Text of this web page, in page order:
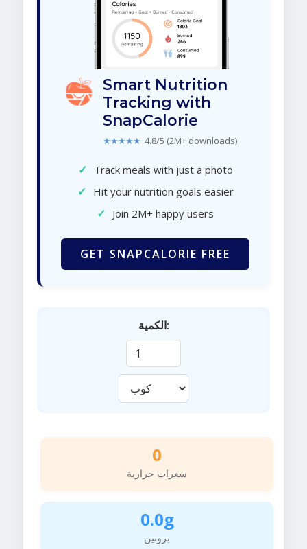
Smart Nutrition
Tracking with
SnapCalorie
★★★★★ 4.8/5 (2M+ downloads)
✓ Track meals with just a photo
✓ Hit your nutrition goals easier
✓ Join 2M+ happy users
GET SNAPCALORIE FREE
الكمية:
0
سعرات حرارية
0.0g
بروتين